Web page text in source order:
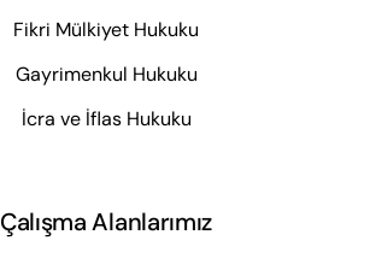
Fikri Mülkiyet Hukuku
Gayrimenkul Hukuku
İcra ve İflas Hukuku
Çalışma Alanlarımız